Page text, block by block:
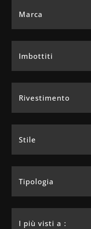
Marca
Imbottiti
Rivestimento
Stile
Tipologia
I più visti a :